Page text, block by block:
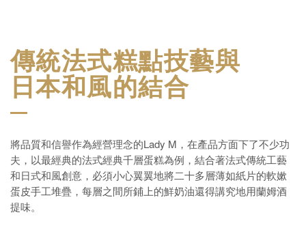
傳統法式糕點技藝與
日本和風的結合
將品質和信譽作為經營理念的Lady M ，在產品方面下了不少功
夫，以最經典的法式經典千層蛋糕為例，結合著法式傳統工藝
和日式和風創意，必須小心翼翼地將二十多層薄如紙片的軟嫰
蛋皮手工堆疊，每層之間所鋪上的鮮奶油還得講究地用蘭姆酒
提味。